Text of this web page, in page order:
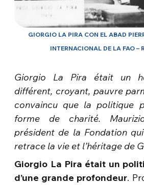
GIORGIO LA PIRA CON EL ABAD
INTERNACIONAL DE LA FAO –
Giorgio La Pira était un
différent, croyant, pauvre
convaincu que la politique
forme de charité.
président de la Fondation
retrace la vie et l’héritage de
Giorgio La Pira était un
d’une grande profondeur.